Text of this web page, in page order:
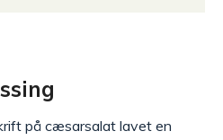
på cæsarsalat lavet en